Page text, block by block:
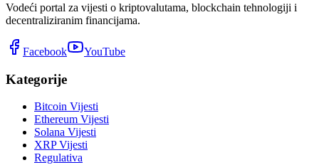
Vodeći portal za vijesti o kriptovalutama, blockchain tehnologiji i
decentraliziranim financijama.
Facebook YouTube
Kategorije
Bitcoin Vijesti
Ethereum Vijesti
Solana Vijesti
XRP Vijesti
Regulativa